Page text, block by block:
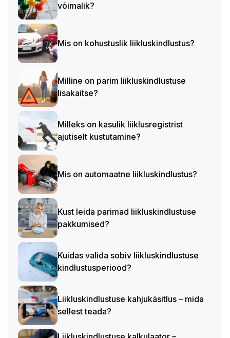
võimalik?
Mis on kohustuslik liikluskindlustus?
Milline on parim liikluskindlustuse
lisakaitse?
Milleks on kasulik liiklusregistrist
ajutiselt kustutamine?
Mis on automaatne liikluskindlustus?
Kust leida parimad liikluskindlustuse
pakkumised?
Kuidas valida sobiv liikluskindlustuse
kindlustusperiood?
Liikluskindlustuse kahjukäsitlus – mida
sellest teada?